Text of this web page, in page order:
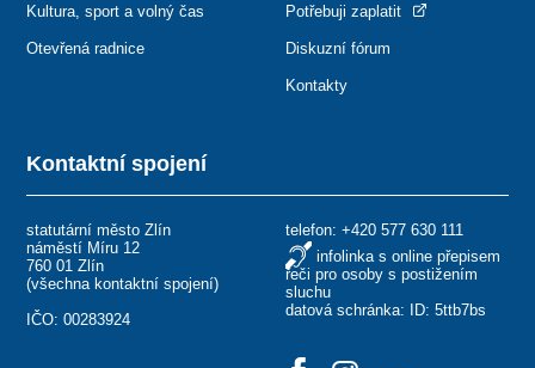
Kontaktní spojení
statutární město Zlín
náměstí Míru 12
760 01 Zlín
(všechna kontaktní spojení)
IČO: 00283924
telefon: +420 577 630 111
infolinka s online přepisem
řeči pro osoby s postižením
sluchu
datová schránka: ID: 5ttb7bs
Kultura, sport a volný čas
Otevřená radnice
Potřebuji zaplatit
Diskuzní fórum
Kontakty